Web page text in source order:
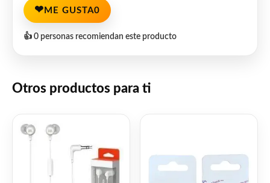
❤ ME GUSTA0
👍 0 personas recomiendan este producto
Otros productos para ti